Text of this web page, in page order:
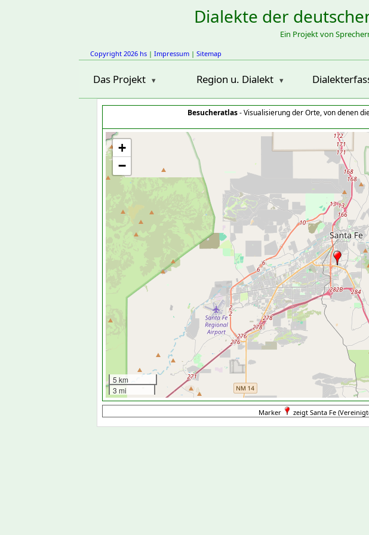
Dialekte der
Ein Projekt von
Copyright 2026 hs | Impressum | Sitemap
Das Projekt Region u. Dialekt
Besucheratlas- Visualisierung der Orte, von denen
+
−
5 km
3 mi
Marker zeigt Santa Fe